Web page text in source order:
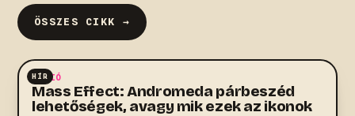
ÖSSZES CIKK →
HÍR
AKCIÓ
Mass Effect: Andromeda párbeszéd
lehetőségek, avagy mik ezek az ikonok